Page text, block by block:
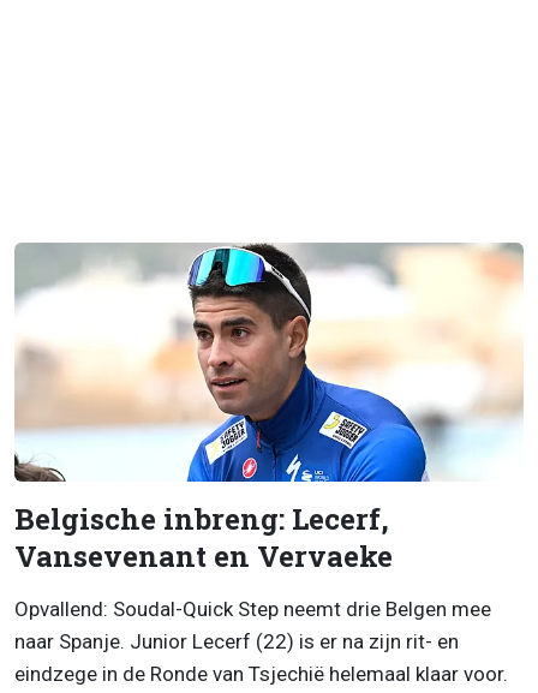
Belgische inbreng: Lecerf,
Vansevenant en Vervaeke
Opvallend: Soudal-Quick Step neemt drie Belgen mee
naar Spanje. Junior Lecerf (22) is er na zijn rit- en
eindzege in de Ronde van Tsjechië helemaal klaar voor.